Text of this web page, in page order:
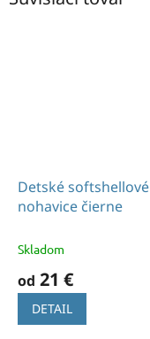
Detské softshellové
nohavice čierne
Skladom
od 21 €
DETAIL